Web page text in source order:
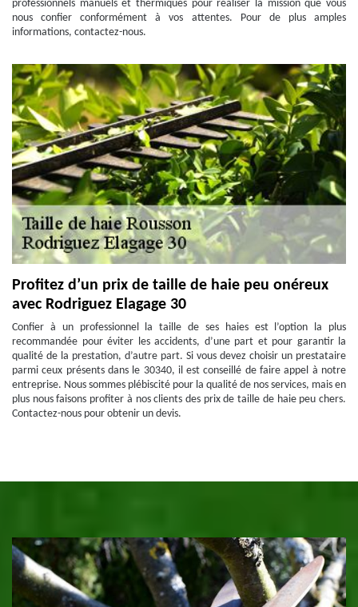
professionnels manuels et thermiques pour réaliser la mission que vous
nous confier conformément à vos attentes. Pour de plus amples
informations, contactez-nous.
Profitez d’un prix de taille de haie peu onéreux
avec Rodriguez Elagage 30
Confier à un professionnel la taille de ses haies est l’option la plus
recommandée pour éviter les accidents, d’une part et pour garantir la
qualité de la prestation, d’autre part. Si vous devez choisir un prestataire
parmi ceux présents dans le 30340, il est conseillé de faire appel à notre
entreprise. Nous sommes plébiscité pour la qualité de nos services, mais en
plus nous faisons profiter à nos clients des prix de taille de haie peu chers.
Contactez-nous pour obtenir un devis.